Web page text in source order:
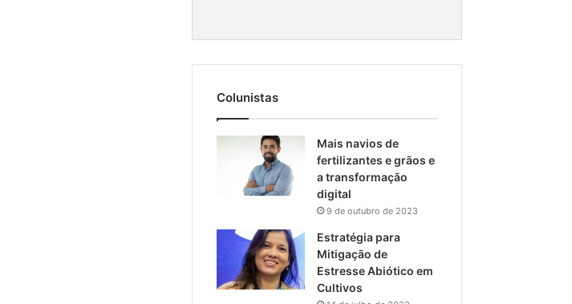
Colunistas
Mais navios de
fertilizantes e grãos e
a transformação
digital
9 de outubro de 2023
Estratégia para
Mitigação de
Estresse Abiótico em
Cultivos